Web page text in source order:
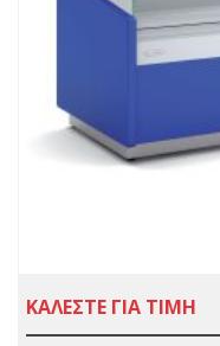
ΚΑΛΕΣΤΕ ΓΙΑ ΤΙΜΗ